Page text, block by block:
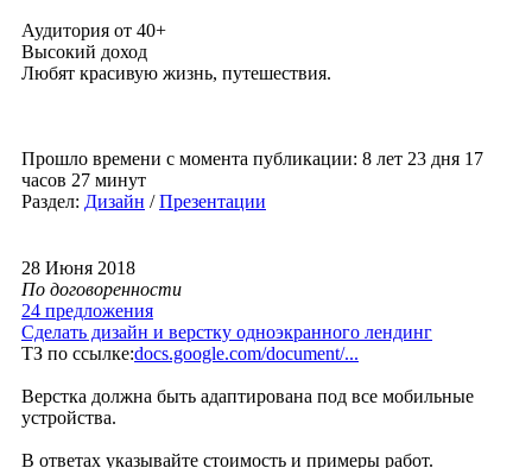
Аудитория от 40+
Высокий доход
Любят красивую жизнь, путешествия.
Прошло времени с момента публикации: 8 лет 23 дня 17
часов 27 минут
Раздел: Дизайн /Презентации
28 Июня 2018
По договоренности
24 предложения
Сделать дизайн и верстку одноэкранного лендинг
ТЗ по ссылке:docs.google.com/document/...
Верстка должна быть адаптирована под все мобильные
устройства.
В ответах указывайте стоимость и примеры работ.